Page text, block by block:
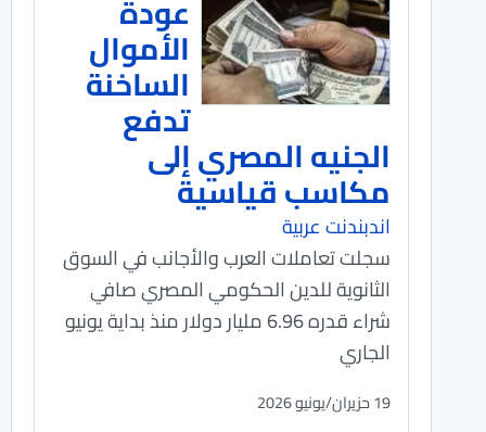
عودة
الأموال
الساخنة
تدفع
الجنيه المصري إلى
مكاسب قياسية
اندبندنت عربية
سجلت تعاملات العرب والأجانب في السوق
الثانوية للدين الحكومي المصري صافي
شراء قدره 6.96 مليار دولار منذ بداية يونيو
الجاري
19 حزيران/يونيو 2026